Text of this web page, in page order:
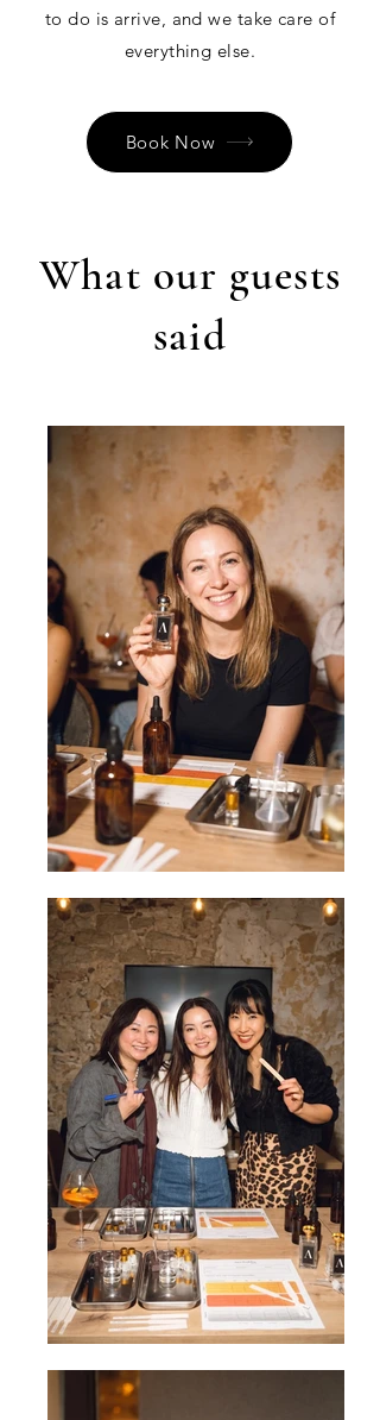
to do is arrive, and we take care of
everything else.
Book Now
What our guests
said